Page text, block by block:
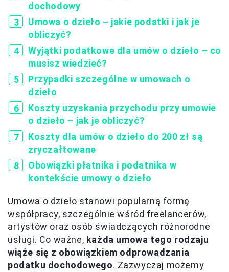
dochodowy
Umowa o dzieło – jakie podatki i jak je
obliczyć?
Wyjątki podatkowe dla umów o dzieło – co
musisz wiedzieć?
Przypadki szczególne w umowach o
dzieło
Koszty uzyskania przychodu przy umowie
o dzieło – jak je obliczyć?
Koszty dla umów o dzieło do 200 zł są
zryczałtowane
Obowiązki płatnika i podatnika w
kontekście umowy o dzieło
Umowa o dzieło stanowi popularną formę
współpracy, szczególnie wśród freelancerów,
artystów oraz osób świadczących różnorodne
usługi. Co ważne, każda umowa tego rodzaju
wiąże się z obowiązkiem odprowadzania
podatku dochodowego. Zazwyczaj możemy